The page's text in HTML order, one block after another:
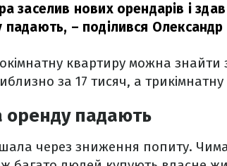
заселив нових орендарів і
падають, – поділився
квартиру можна знайти
за 17 тисяч, а трикімнатну
оренду падають
через зниження попиту.